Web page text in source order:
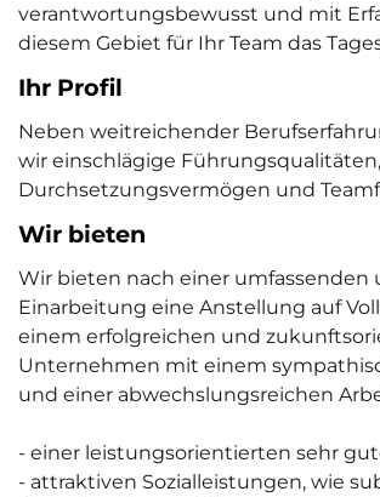
verantwortungsbewusst und mit
diesem Gebiet für Ihr Team das
Ihr Profil
Neben weitreichender
wir einschlägige Führungsqualitäten,
Durchsetzungsvermögen und
Wir bieten
Wir bieten nach einer umfassenden
Einarbeitung eine Anstellung auf
einem erfolgreichen und
Unternehmen mit einem
und einer abwechslungsreichen
- einer leistungsorientierten sehr
- attraktiven Sozialleistungen, wie